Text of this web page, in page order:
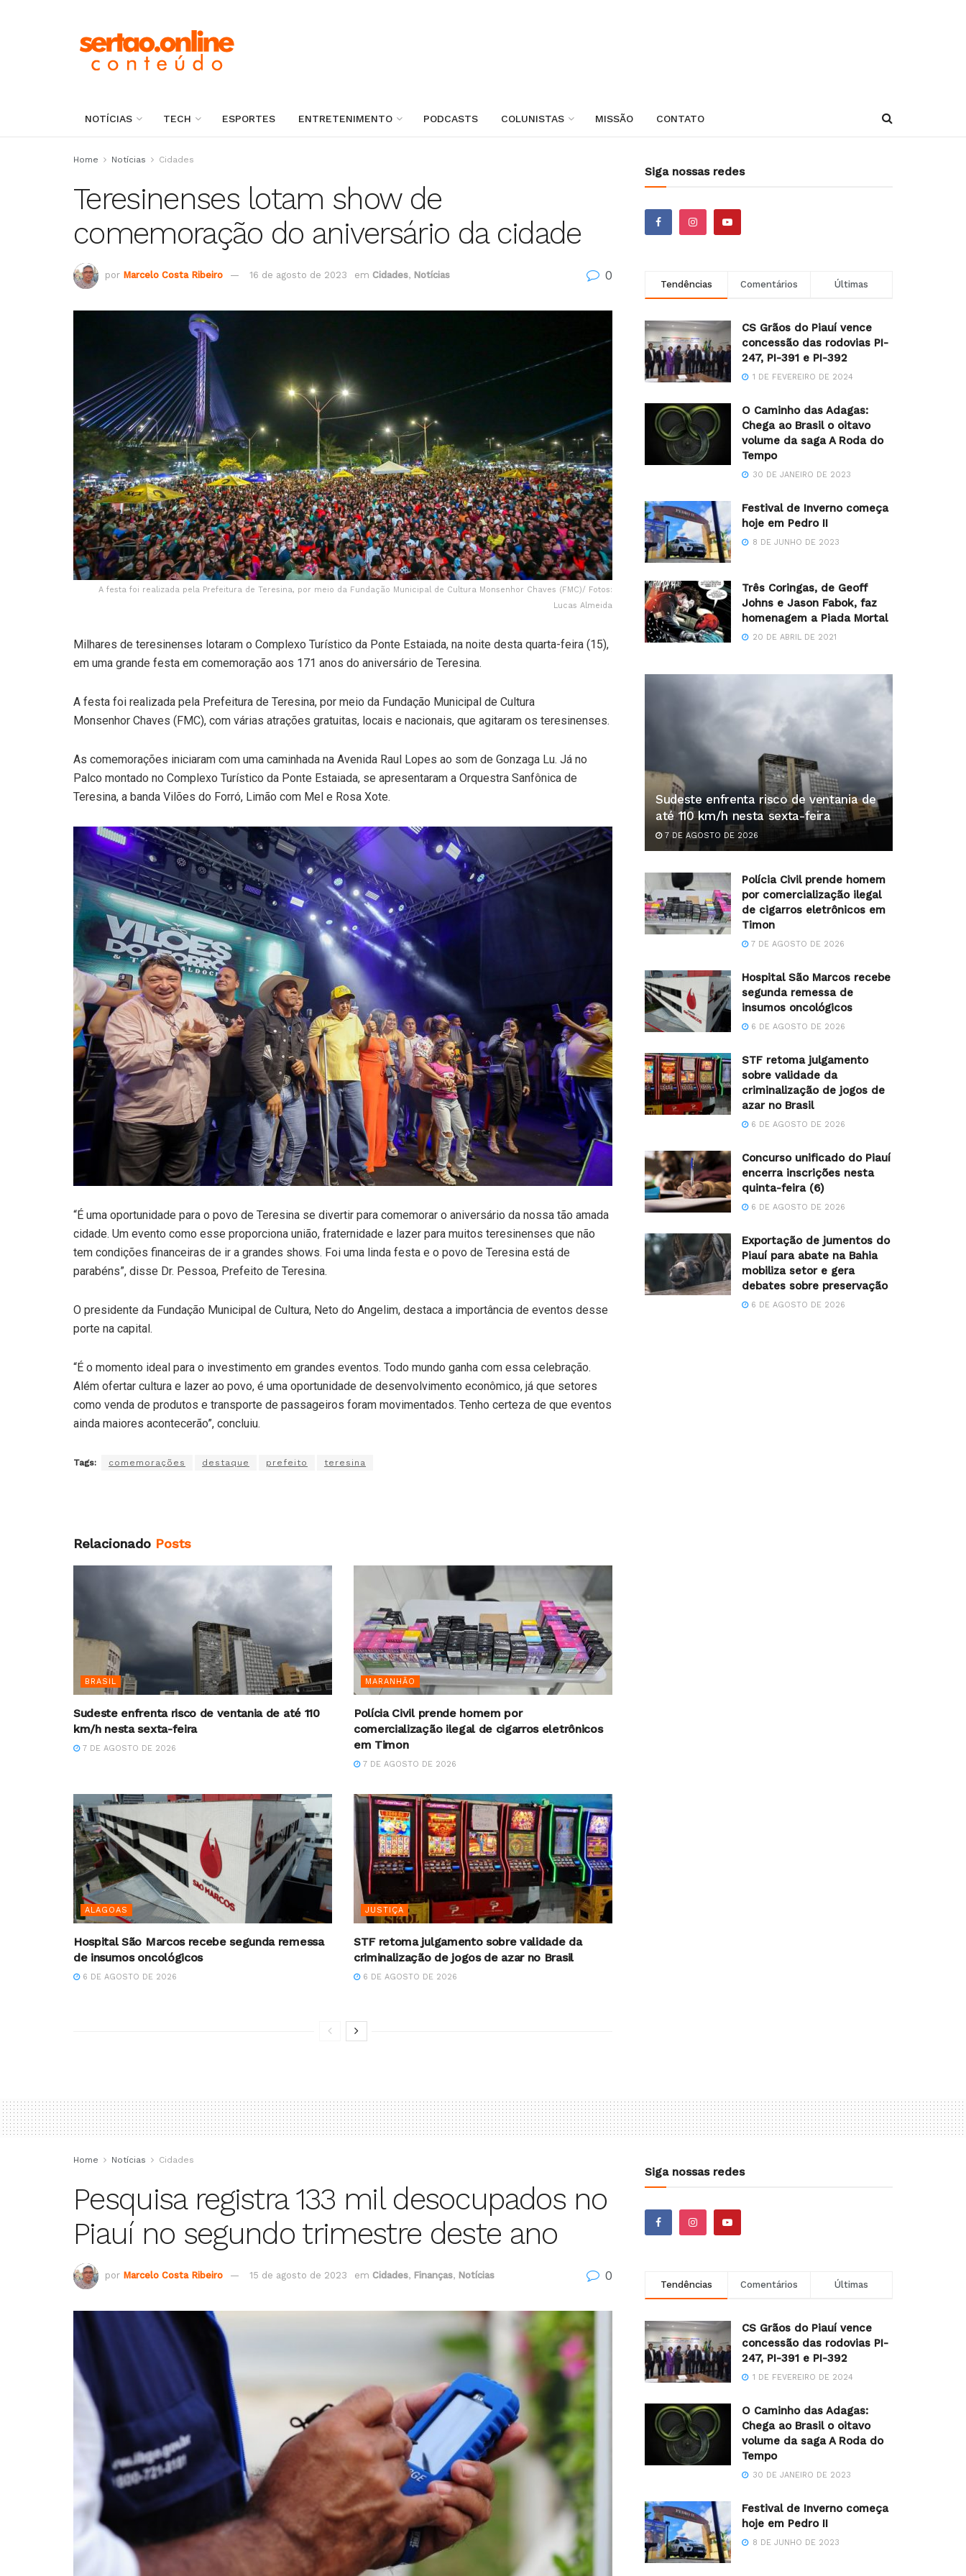
NOTÍCIAS TECH ESPORTES ENTRETENIMENTO PODCASTS COLUNISTAS MISSÃO CONTATO
Home Notícias Cidades
Teresinenses lotam show de
comemoração do aniversário da cidade
por Marcelo Costa Ribeiro 16 de agosto de 2023 em Cidades, Notícias 0
A festa foi realizada pela Prefeitura de Teresina, por meio da Fundação Municipal de Cultura Monsenhor Chaves (FMC)/ Fotos:
Lucas Almeida
Milhares de teresinenses lotaram o Complexo Turístico da Ponte Estaiada, na noite desta quarta-feira (15),
em uma grande festa em comemoração aos 171 anos do aniversário de Teresina.
A festa foi realizada pela Prefeitura de Teresina, por meio da Fundação Municipal de Cultura
Monsenhor Chaves (FMC), com várias atrações gratuitas, locais e nacionais, que agitaram os teresinenses.
As comemorações iniciaram com uma caminhada na Avenida Raul Lopes ao som de Gonzaga Lu. Já no
Palco montado no Complexo Turístico da Ponte Estaiada, se apresentaram a Orquestra Sanfônica de
Teresina, a banda Vilões do Forró, Limão com Mel e Rosa Xote.
“É uma oportunidade para o povo de Teresina se divertir para comemorar o aniversário da nossa tão amada
cidade. Um evento como esse proporciona união, fraternidade e lazer para muitos teresinenses que não
tem condições financeiras de ir a grandes shows. Foi uma linda festa e o povo de Teresina está de
parabéns”, disse Dr. Pessoa, Prefeito de Teresina.
O presidente da Fundação Municipal de Cultura, Neto do Angelim, destaca a importância de eventos desse
porte na capital.
“É o momento ideal para o investimento em grandes eventos. Todo mundo ganha com essa celebração.
Além ofertar cultura e lazer ao povo, é uma oportunidade de desenvolvimento econômico, já que setores
como venda de produtos e transporte de passageiros foram movimentados. Tenho certeza de que eventos
ainda maiores acontecerão”, concluiu.
Tags: comemorações destaque prefeito teresina
Relacionado Posts
BRASIL
Sudeste enfrenta risco de ventania de até 110
km/h nesta sexta-feira
7 DE AGOSTO DE 2026
MARANHÃO
Polícia Civil prende homem por
comercialização ilegal de cigarros eletrônicos
em Timon
7 DE AGOSTO DE 2026
ALAGOAS
Hospital São Marcos recebe segunda remessa
de insumos oncológicos
6 DE AGOSTO DE 2026
JUSTIÇA
STF retoma julgamento sobre validade da
criminalização de jogos de azar no Brasil
6 DE AGOSTO DE 2026
Siga nossas redes
Tendências Comentários Últimas
CS Grãos do Piauí vence
concessão das rodovias PI-
247, PI-391 e PI-392
1 DE FEVEREIRO DE 2024
O Caminho das Adagas:
Chega ao Brasil o oitavo
volume da saga A Roda do
Tempo
30 DE JANEIRO DE 2023
Festival de Inverno começa
hoje em Pedro II
8 DE JUNHO DE 2023
Três Coringas, de Geoff
Johns e Jason Fabok, faz
homenagem a Piada Mortal
20 DE ABRIL DE 2021
Sudeste enfrenta risco de ventania de
até 110 km/h nesta sexta-feira
7 DE AGOSTO DE 2026
Polícia Civil prende homem
por comercialização ilegal
de cigarros eletrônicos em
Timon
7 DE AGOSTO DE 2026
Hospital São Marcos recebe
segunda remessa de
insumos oncológicos
6 DE AGOSTO DE 2026
STF retoma julgamento
sobre validade da
criminalização de jogos de
azar no Brasil
6 DE AGOSTO DE 2026
Concurso unificado do Piauí
encerra inscrições nesta
quinta-feira (6)
6 DE AGOSTO DE 2026
Exportação de jumentos do
Piauí para abate na Bahia
mobiliza setor e gera
debates sobre preservação
6 DE AGOSTO DE 2026
Home Notícias Cidades
Pesquisa registra 133 mil desocupados no
Piauí no segundo trimestre deste ano
por Marcelo Costa Ribeiro 15 de agosto de 2023 em Cidades, Finanças, Notícias 0
Siga nossas redes
Tendências Comentários Últimas
CS Grãos do Piauí vence
concessão das rodovias PI-
247, PI-391 e PI-392
1 DE FEVEREIRO DE 2024
O Caminho das Adagas:
Chega ao Brasil o oitavo
volume da saga A Roda do
Tempo
30 DE JANEIRO DE 2023
Festival de Inverno começa
hoje em Pedro II
8 DE JUNHO DE 2023